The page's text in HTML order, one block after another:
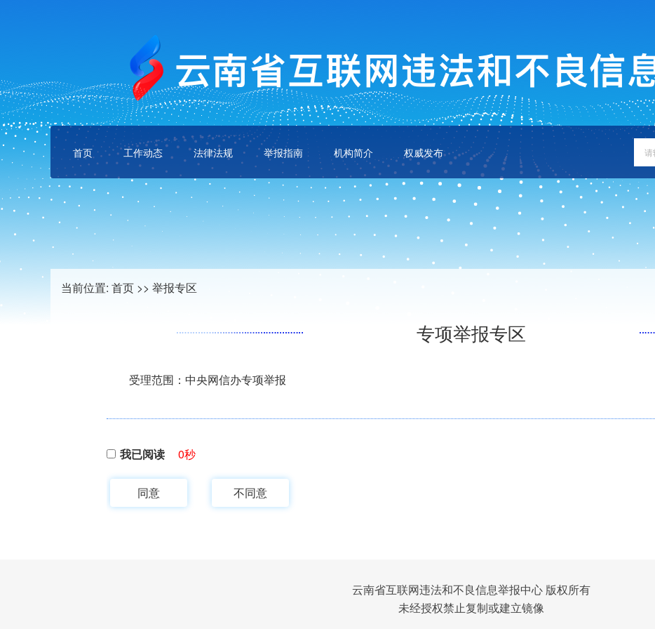
首页 工作动态 法律法规 举报指南 机构简介 权威发布
当前位置: 首页 >> 举报专区
专项举报专区
受理范围：中央网信办专项举报
我已阅读 0秒
同意 不同意
云南省互联网违法和不良信息举报中心 版权所有
未经授权禁止复制或建立镜像